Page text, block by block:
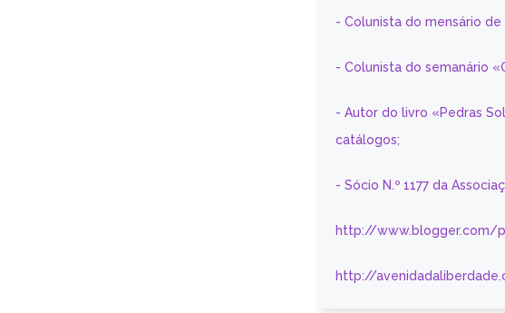
- Colunista do mensário
- Colunista do semanário
- Autor do livro «Pedras
catálogos;
- Sócio N.º 1177 da
http://www.blogger.com/
http://